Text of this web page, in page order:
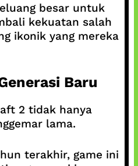
besar untuk
kekuatan salah
ikonik yang mereka
Baru
2 tidak hanya
lama.
terakhir, game ini